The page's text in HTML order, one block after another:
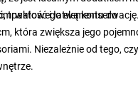
elementu do
trwałość i łatwą konserwację.
która zwiększa jego
Niezależnie od tego, czy